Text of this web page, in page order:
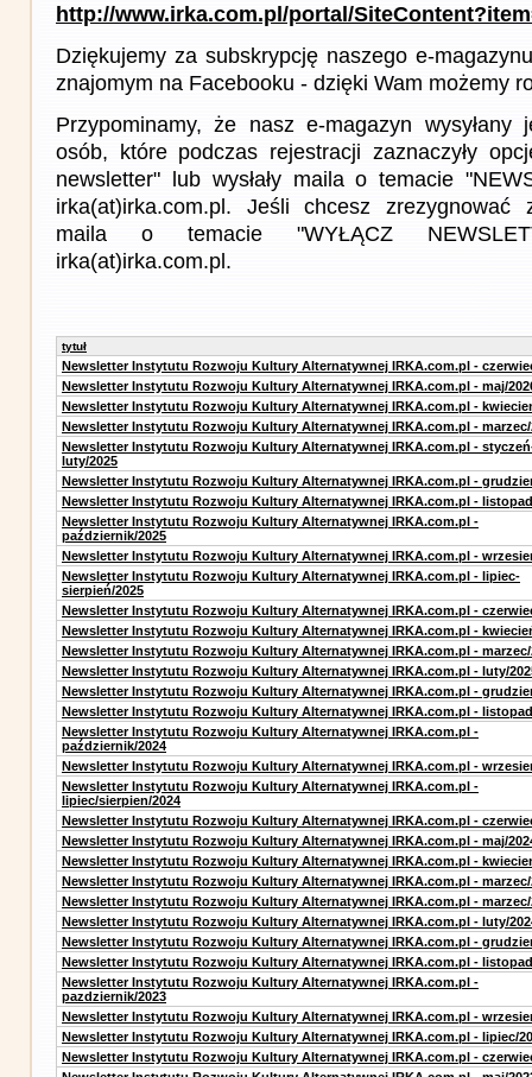
http://www.irka.com.pl/portal/
Dziękujemy za subskrypcję naszego e-
znajomym na Facebooku - dzięki Wam możemy
Przypominamy, że nasz e-magazyn
osób, które podczas rejestracji zaznaczyły
newsletter" lub wysłały maila o temacie
irka(at)irka.com.pl. Jeśli chcesz zrezygnować
maila o temacie "WYŁĄCZ
irka(at)irka.com.pl.
tytuł
Newsletter Instytutu Rozwoju Kultury Alternatywnej IRKA.com.pl -
Newsletter Instytutu Rozwoju Kultury Alternatywnej IRKA.com.pl - maj/
Newsletter Instytutu Rozwoju Kultury Alternatywnej IRKA.com.pl -
Newsletter Instytutu Rozwoju Kultury Alternatywnej IRKA.com.pl - marzec/
Newsletter Instytutu Rozwoju Kultury Alternatywnej IRKA.com.pl -
luty/2025
Newsletter Instytutu Rozwoju Kultury Alternatywnej IRKA.com.pl -
Newsletter Instytutu Rozwoju Kultury Alternatywnej IRKA.com.pl -
Newsletter Instytutu Rozwoju Kultury Alternatywnej IRKA.com.pl -
październik/2025
Newsletter Instytutu Rozwoju Kultury Alternatywnej IRKA.com.pl -
Newsletter Instytutu Rozwoju Kultury Alternatywnej IRKA.com.pl - lipiec-
sierpień/2025
Newsletter Instytutu Rozwoju Kultury Alternatywnej IRKA.com.pl -
Newsletter Instytutu Rozwoju Kultury Alternatywnej IRKA.com.pl -
Newsletter Instytutu Rozwoju Kultury Alternatywnej IRKA.com.pl - marzec/
Newsletter Instytutu Rozwoju Kultury Alternatywnej IRKA.com.pl - luty/
Newsletter Instytutu Rozwoju Kultury Alternatywnej IRKA.com.pl -
Newsletter Instytutu Rozwoju Kultury Alternatywnej IRKA.com.pl -
Newsletter Instytutu Rozwoju Kultury Alternatywnej IRKA.com.pl -
październik/2024
Newsletter Instytutu Rozwoju Kultury Alternatywnej IRKA.com.pl -
Newsletter Instytutu Rozwoju Kultury Alternatywnej IRKA.com.pl -
lipiec/sierpien/2024
Newsletter Instytutu Rozwoju Kultury Alternatywnej IRKA.com.pl -
Newsletter Instytutu Rozwoju Kultury Alternatywnej IRKA.com.pl - maj/
Newsletter Instytutu Rozwoju Kultury Alternatywnej IRKA.com.pl -
Newsletter Instytutu Rozwoju Kultury Alternatywnej IRKA.com.pl - marzec/
Newsletter Instytutu Rozwoju Kultury Alternatywnej IRKA.com.pl - marzec/
Newsletter Instytutu Rozwoju Kultury Alternatywnej IRKA.com.pl - luty/
Newsletter Instytutu Rozwoju Kultury Alternatywnej IRKA.com.pl -
Newsletter Instytutu Rozwoju Kultury Alternatywnej IRKA.com.pl -
Newsletter Instytutu Rozwoju Kultury Alternatywnej IRKA.com.pl -
pazdziernik/2023
Newsletter Instytutu Rozwoju Kultury Alternatywnej IRKA.com.pl -
Newsletter Instytutu Rozwoju Kultury Alternatywnej IRKA.com.pl - lipiec/
Newsletter Instytutu Rozwoju Kultury Alternatywnej IRKA.com.pl -